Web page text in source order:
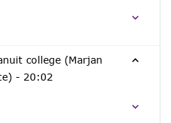
college (Marjan
- 20:02